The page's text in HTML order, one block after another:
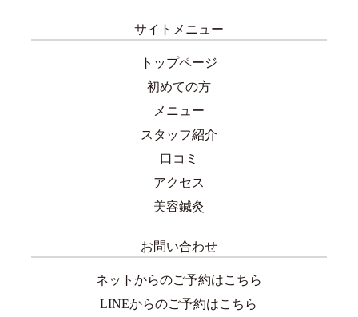
サイトメニュー
トップページ
初めての方
メニュー
スタッフ紹介
口コミ
アクセス
美容鍼灸
お問い合わせ
ネットからのご予約はこちら
LINEからのご予約はこちら